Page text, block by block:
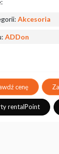
Akcesoria
ADDon
cenę
rentalPoint